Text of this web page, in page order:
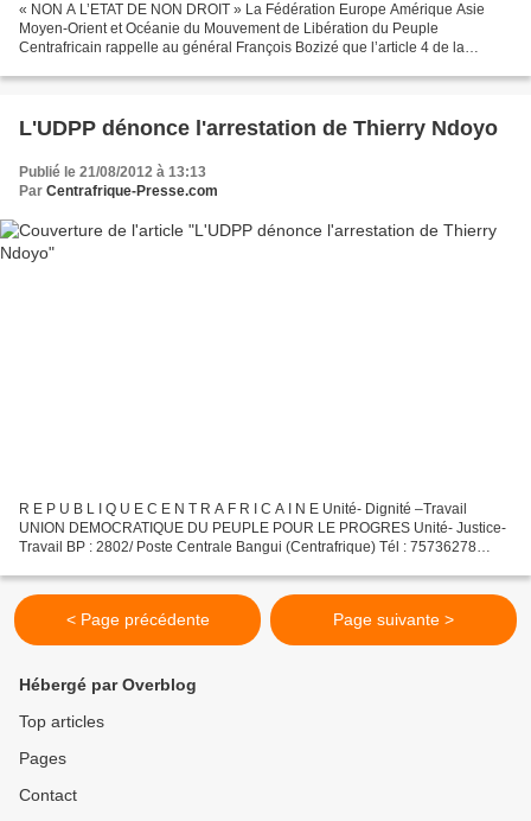
« NON A L’ETAT DE NON DROIT » La Fédération Europe Amérique Asie
Moyen-Orient et Océanie du Mouvement de Libération du Peuple
Centrafricain rappelle au général François Bozizé que l’article 4 de la
L'UDPP dénonce l'arrestation de Thierry Ndoyo
Publié le 21/08/2012 à 13:13
Par Centrafrique-Presse.com
R E P U B L I Q U E C E N T R A F R I C A I N E Unité- Dignité –Travail
UNION DEMOCRATIQUE DU PEUPLE POUR LE PROGRES Unité- Justice-
Travail BP : 2802/ Poste Centrale Bangui (Centrafrique) Tél : 75736278
< Page précédente Page suivante >
Hébergé par Overblog
Top articles
Pages
Contact